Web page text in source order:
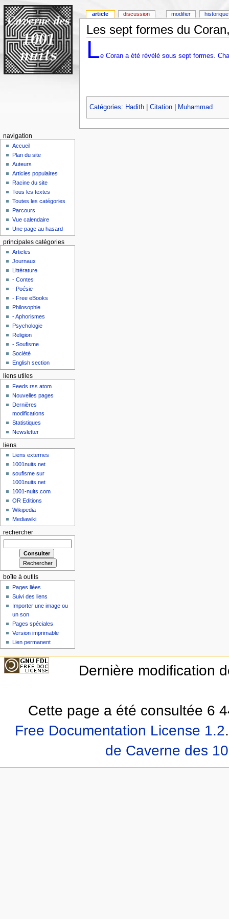
Les sept formes du
Le Coran a été révélé sous sept formes.
Catégories: Hadith| Citation| Muhammad
article discussion modifier historique
navigation
Accueil
Plan du site
Auteurs
Articles populaires
Racine du site
Tous les textes
Toutes les catégories
Parcours
Vue calendaire
Une page au hasard
principales catégories
Articles
Journaux
Littérature
- Contes
- Poésie
- Free eBooks
Philosophie
- Aphorismes
Psychologie
Religion
- Soufisme
Société
English section
liens utiles
Feeds rss atom
Nouvelles pages
Dernières
modifications
Statistiques
Newsletter
liens
Liens externes
1001nuits.net
soufisme sur
1001nuits.net
1001-nuits.com
OR Editions
Wikipedia
Mediawiki
rechercher
boîte à outils
Pages liées
Suivi des liens
Importer une image ou
un son
Pages spéciales
Version imprimable
Lien permanent
Dernière modification
Cette page a été consultée 6
Free Documentation License 1.2.
de Caverne des